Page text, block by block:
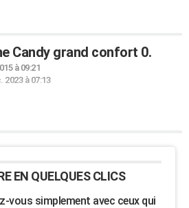
Candy grand confort 0.
à 09:21
2023 à 07:13
EN QUELQUES CLICS
vous simplement avec ceux qui